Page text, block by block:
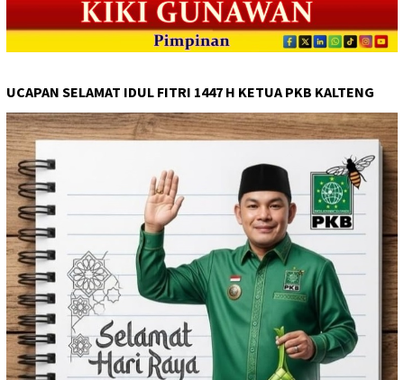
UCAPAN SELAMAT IDUL FITRI 1447 H KETUA PKB KALTENG